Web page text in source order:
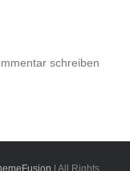
schreiben
| All Rights